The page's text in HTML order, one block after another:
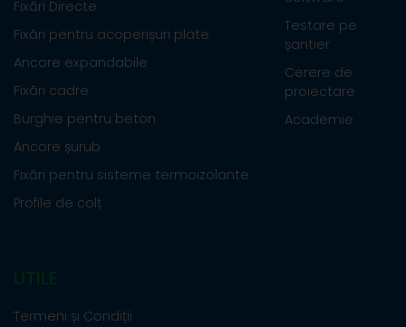
Fixări Directe
Fixări pentru acoperișuri plate
Ancore expandabile
Fixări cadre
Burghie pentru beton
Ancore șurub
Fixări pentru sisteme termoizolante
Profile de colț
Testare pe
șantier
Cerere de
proiectare
Academie
Termeni și Condiții